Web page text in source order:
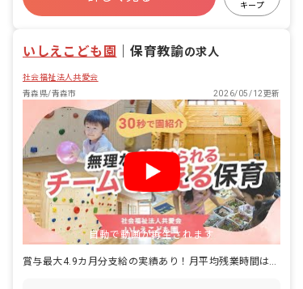
キープ
いしえこども園 ｜保育教諭の求人
社会福祉法人共愛会
青森県/青森市
2026/05/12更新
自動で動画が再生されます
賞与最大4.9カ月分支給の実績あり！月平均残業時間は1時間程度